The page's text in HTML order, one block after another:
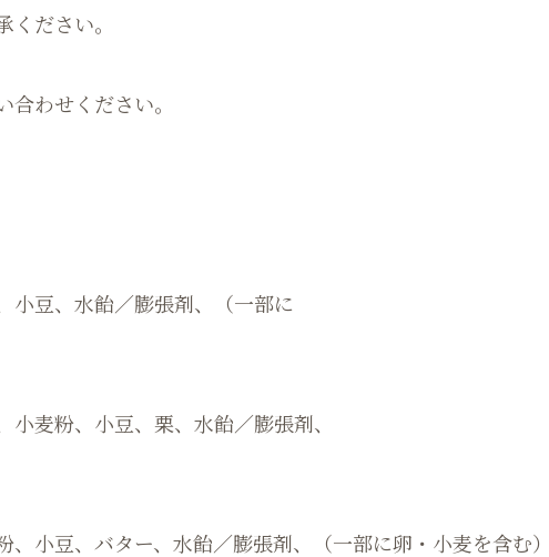
ださい。
わせください。
豆、水飴／膨張剤、（一部に
麦粉、小豆、栗、水飴／膨張剤、
小豆、バター、水飴／膨張剤、（⼀部に卵・小麦を含む）